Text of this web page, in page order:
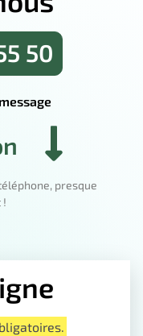
50
presque
!